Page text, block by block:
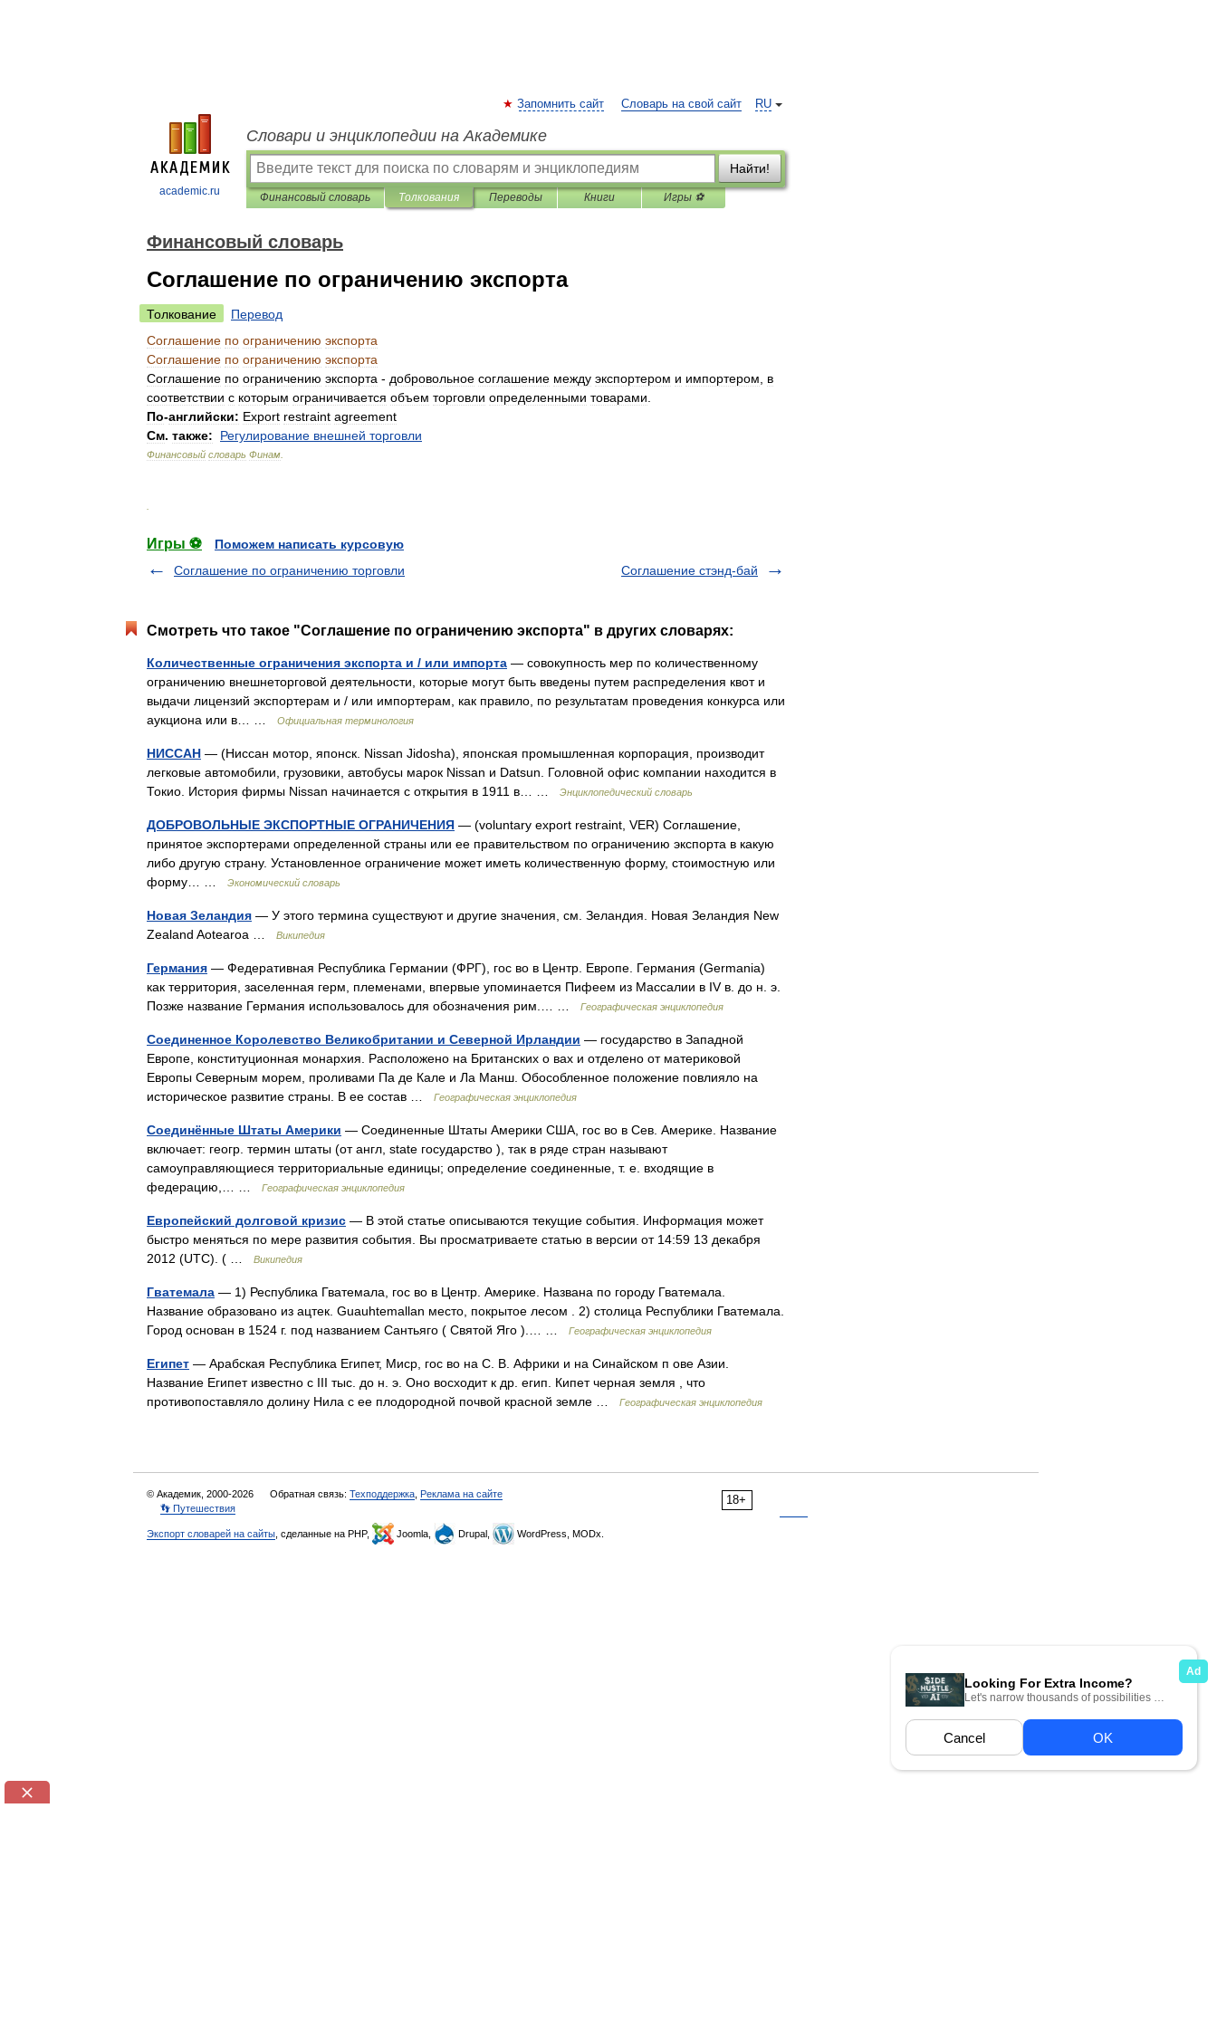
academic.ru
RU
Запомнить сайт Словарь на свой сайт
Словари и энциклопедии на Академике
Найти!
Финансовый словарь Толкования Переводы Книги Игры ⚽
Финансовый словарь
Соглашение по ограничению экспорта
Толкование
Перевод
Соглашение по ограничению экспорта
Соглашение по ограничению экспорта
Соглашение по ограничению экспорта - добровольное соглашение между экспортером и импортером
в
соответствии с которым ограничивается объем торговли определенными товарами
По-английски: Export restraint agreement
См. также: Регулирование внешней торговли
Финансовый словарь Финам
Игры ⚽
Поможем написать курсовую
Соглашение по ограничению торговли
Соглашение стэнд-бай
Смотреть что такое "Соглашение по ограничению экспорта" в других словарях:
Количественные ограничения экспорта и / или импорта — совокупность мер по количественному
ограничению внешнеторговой деятельности, которые могут быть введены путем распределения квот и
выдачи лицензий экспортерам и / или импортерам, как правило, по результатам проведения конкурса или
аукциона или в… …
Официальная терминология
НИССАН — (Ниссан мотор, японск. Nissan Jidosha), японская промышленная корпорация, производит
легковые автомобили, грузовики, автобусы марок Nissan и Datsun. Головной офис компании находится в
Токио. История фирмы Nissan начинается с открытия в 1911 в… …
Энциклопедический словарь
ДОБРОВОЛЬНЫЕ ЭКСПОРТНЫЕ ОГРАНИЧЕНИЯ — (voluntary export restraint, VER) Соглашение,
принятое экспортерами определенной страны или ее правительством по ограничению экспорта в какую
либо другую страну. Установленное ограничение может иметь количественную форму, стоимостную или
форму… …
Экономический словарь
Новая Зеландия — У этого термина существуют и другие значения, см. Зеландия. Новая Зеландия New
Zealand Aotearoa …
Википедия
Германия — Федеративная Республика Германии (ФРГ), гос во в Центр. Европе. Германия (Germania)
как территория, заселенная герм, племенами, впервые упоминается Пифеем из Массалии в IV в. до н. э.
Позже название Германия использовалось для обозначения рим.… …
Географическая энциклопедия
Соединенное Королевство Великобритании и Северной Ирландии — государство в Западной
Европе, конституционная монархия. Расположено на Британских о вах и отделено от материковой
Европы Северным морем, проливами Па де Кале и Ла Манш. Обособленное положение повлияло на
историческое развитие страны. В ее состав …
Географическая энциклопедия
Соединённые Штаты Америки — Соединенные Штаты Америки США, гос во в Сев. Америке. Название
включает: геогр. термин штаты (от англ, state государство ), так в ряде стран называют
самоуправляющиеся территориальные единицы; определение соединенные, т. е. входящие в
федерацию,… …
Географическая энциклопедия
Европейский долговой кризис — В этой статье описываются текущие события. Информация может
быстро меняться по мере развития события. Вы просматриваете статью в версии от 14:59 13 декабря
2012 (UTC). ( …
Википедия
Гватемала — 1) Республика Гватемала, гос во в Центр. Америке. Названа по городу Гватемала.
Название образовано из ацтек. Guauhtemallan место, покрытое лесом . 2) столица Республики Гватемала.
Город основан в 1524 г. под названием Сантьяго ( Святой Яго ).… …
Географическая энциклопедия
Египет — Арабская Республика Египет, Миср, гос во на С. В. Африки и на Синайском п ове Азии.
Название Египет известно с III тыс. до н. э. Оно восходит к др. егип. Кипет черная земля , что
противопоставляло долину Нила с ее плодородной почвой красной земле …
Географическая энциклопедия
18+
© Академик, 2000-2026 Обратная связь: Техподдержка Реклама на сайте
👣 Путешествия
Экспорт словарей на сайты , сделанные на PHP, Joomla, Drupal, WordPress, MODx.